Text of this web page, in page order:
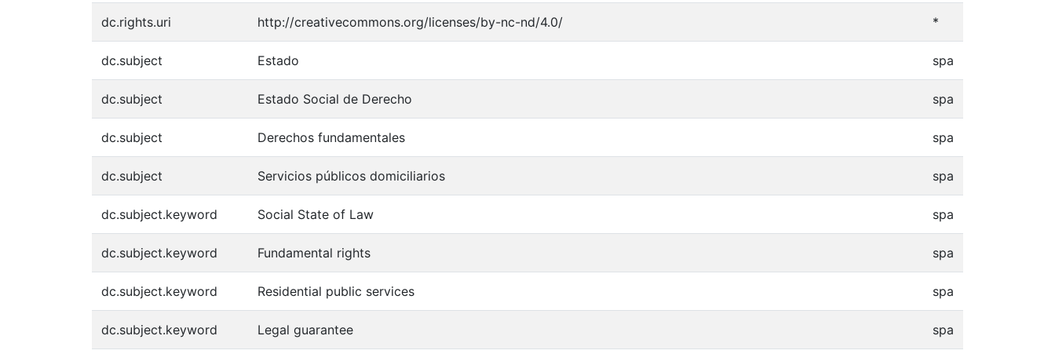
dc.rights.uri http://creativecommons.org/licenses/by-nc-nd/4.0/ *
dc.subject Estado spa
dc.subject Estado Social de Derecho spa
dc.subject Derechos fundamentales spa
dc.subject Servicios públicos domiciliarios spa
dc.subject.keyword Social State of Law spa
dc.subject.keyword Fundamental rights spa
dc.subject.keyword Residential public services spa
dc.subject.keyword Legal guarantee spa